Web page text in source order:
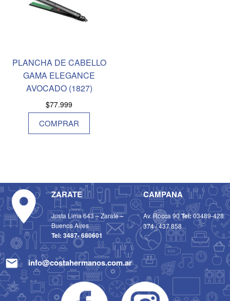
PLANCHA DE CABELLO
GAMA ELEGANCE
AVOCADO (1827)
$77.999
COMPRAR
ZARATE
Justa Lima 643 – Zarate –
Buenos Aires
Tel: 3487- 680601
CAMPANA
Av. Rocca 90Tel:03489-428
374/437 858
info@costahermanos.com.ar